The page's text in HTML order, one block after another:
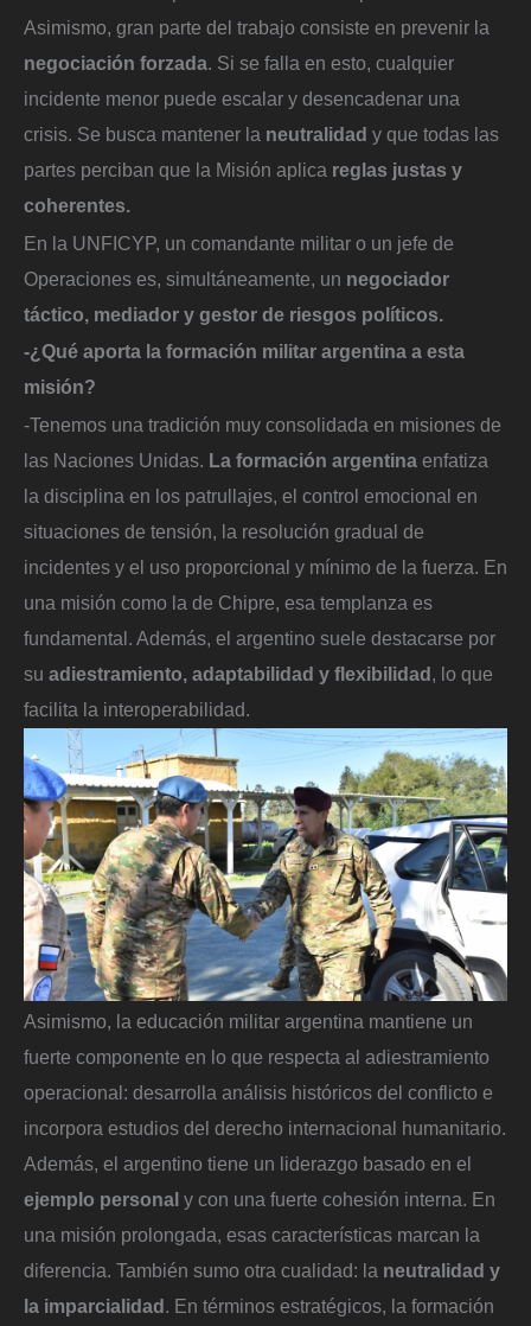
Asimismo, gran parte del trabajo consiste en prevenir la
negociación forzada. Si se falla en esto, cualquier
incidente menor puede escalar y desencadenar una
crisis. Se busca mantener la neutralidad y que todas las
partes perciban que la Misión aplica reglas justas y
coherentes.
En la UNFICYP, un comandante militar o un jefe de
Operaciones es, simultáneamente, un negociador
táctico, mediador y gestor de riesgos políticos.
-¿Qué aporta la formación militar argentina a esta
misión?
-Tenemos una tradición muy consolidada en misiones de
las Naciones Unidas. La formación argentina enfatiza
la disciplina en los patrullajes, el control emocional en
situaciones de tensión, la resolución gradual de
incidentes y el uso proporcional y mínimo de la fuerza. En
una misión como la de Chipre, esa templanza es
fundamental. Además, el argentino suele destacarse por
su adiestramiento, adaptabilidad y flexibilidad, lo que
facilita la interoperabilidad.
Asimismo, la educación militar argentina mantiene un
fuerte componente en lo que respecta al adiestramiento
operacional: desarrolla análisis históricos del conflicto e
incorpora estudios del derecho internacional humanitario.
Además, el argentino tiene un liderazgo basado en el
ejemplo personal y con una fuerte cohesión interna. En
una misión prolongada, esas características marcan la
diferencia. También sumo otra cualidad: la neutralidad y
la imparcialidad . En términos estratégicos, la formación